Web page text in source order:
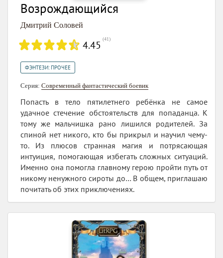
Возрождающийся
Дмитрий Соловей
4.45 (41)
ФЭНТЕЗИ: ПРОЧЕЕ
Серия: Современный фантастический боевик
Попасть в тело пятилетнего ребёнка не самое
удачное стечение обстоятельств для попаданца. К
тому же мальчишка рано лишился родителей. За
спиной нет никого, кто бы прикрыл и научил чему-
то. Из плюсов странная магия и потрясающая
интуиция, помогающая избегать сложных ситуаций.
Именно она помогла главному герою пройти путь от
никому ненужного сироты до… В общем, приглашаю
почитать об этих приключениях.